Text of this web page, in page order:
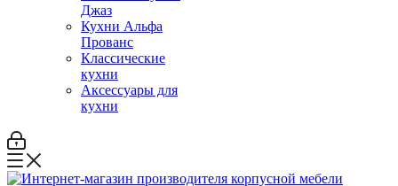
Джаз
Кухни Альфа
Прованс
Классические
кухни
Аксессуары для
кухни